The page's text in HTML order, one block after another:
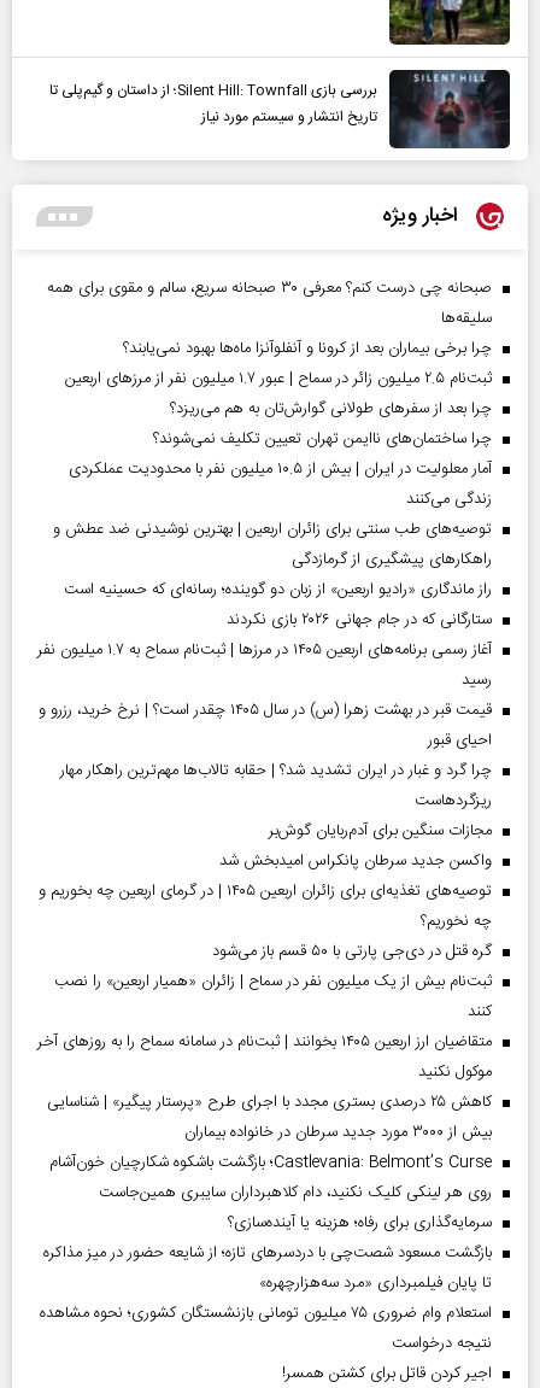
بررسی بازی Silent Hill: Townfall؛ از داستان و گیم‌پلی تا
تاریخ انتشار و سیستم مورد نیاز
اخبار ویژه
صبحانه چی درست کنم؟ معرفی ۳۰ صبحانه سریع، سالم و مقوی برای همه
سلیقه‌ها
چرا برخی بیماران بعد از کرونا و آنفلوآنزا ماه‌ها بهبود نمی‌یابند؟
ثبت‌نام ۲.۵ میلیون زائر در سماح | عبور ۱.۷ میلیون نفر از مرز‌های اربعین
چرا بعد از سفرهای طولانی گوارش‌تان به هم می‌ریزد؟
چرا ساختمان‌های ناایمن تهران تعیین تکلیف نمی‌شوند؟
آمار معلولیت در ایران | بیش از ۱۰.۵ میلیون نفر با محدودیت عملکردی
زندگی می‌کنند
توصیه‌های طب سنتی برای زائران اربعین | بهترین نوشیدنی ضد عطش و
راهکارهای پیشگیری از گرمازدگی
راز ماندگاری «رادیو اربعین» از زبان دو گوینده؛ رسانه‌ای که حسینیه است
ستارگانی که در جام جهانی ۲۰۲۶ بازی نکردند
آغاز رسمی برنامه‌های اربعین ۱۴۰۵ در مرز‌ها | ثبت‌نام سماح به ۱.۷ میلیون نفر
رسید
قیمت قبر در بهشت زهرا (س) در سال ۱۴۰۵ چقدر است؟ | نرخ خرید، رزرو و
احیای قبور
چرا گرد و غبار در ایران تشدید شد؟ | حقابه تالاب‌ها مهم‌ترین راهکار مهار
ریزگردهاست
مجازات سنگین برای آدم‌ربایان گوش‌بر
واکسن جدید سرطان پانکراس امیدبخش شد
توصیه‌های تغذیه‌ای برای زائران اربعین ۱۴۰۵ | در گرمای اربعین چه بخوریم و
چه نخوریم؟
گره قتل در دی‌جی پارتی با ۵۰ قسم باز می‌شود
ثبت‌نام بیش از یک میلیون نفر در سماح | زائران «همیار اربعین» را نصب
کنند
متقاضیان ارز اربعین ۱۴۰۵ بخوانند | ثبت‌نام در سامانه سماح را به روز‌های آخر
موکول نکنید
کاهش ۲۵ درصدی بستری مجدد با اجرای طرح «پرستار پیگیر» | شناسایی
بیش از ۳۰۰۰ مورد جدید سرطان در خانواده بیماران
Castlevania: Belmont’s Curse؛ بازگشت باشکوه شکارچیان خون‌آشام
روی هر لینکی کلیک نکنید، دام کلاهبرداران سایبری همین‌جاست
سرمایه‌گذاری برای رفاه؛ هزینه یا آینده‌سازی؟
بازگشت مسعود شصت‌چی با دردسر‌های تازه؛ از شایعه حضور در میز مذاکره
تا پایان فیلمبرداری «مرد سه‌هزارچهره»
استعلام وام ضروری ۷۵ میلیون تومانی بازنشستگان کشوری؛ نحوه مشاهده
نتیجه درخواست
اجیر کردن قاتل برای کشتن همسر!